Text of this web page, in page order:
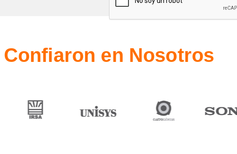
Confiaron en Nosotros